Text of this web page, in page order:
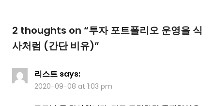
2 thoughts on “투자 포트폴리오 운영을 식
사처럼 (간단 비유)”
리스트 says:
2020-09-08 at 1:03 pm